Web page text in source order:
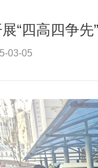
“四高四争
03-05